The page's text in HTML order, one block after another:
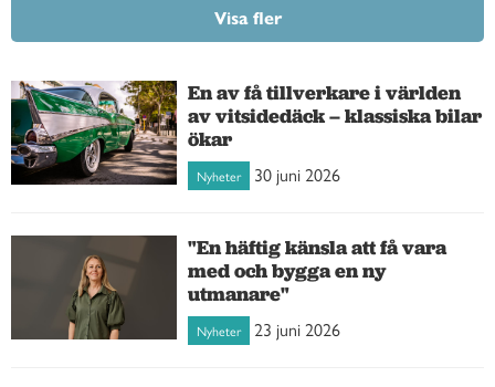
Visa fler
En av få tillverkare i världen
av vitsidedäck – klassiska bilar
ökar
Nyheter 30 juni 2026
"En häftig känsla att få vara
med och bygga en ny
utmanare"
Nyheter 23 juni 2026